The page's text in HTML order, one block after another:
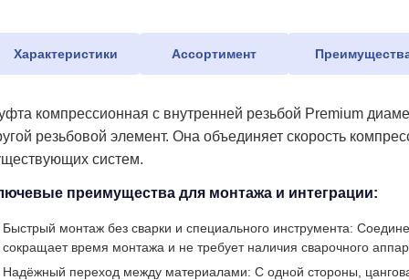
Характеристики Ассортимент
компрессионная с внутренней резьбой Premium
резьбовой элемент. Она объединяет скорость
систем.
преимущества для монтажа и интеграции:
Быстрый монтаж без сварки и специального инструмента:
сокращает время монтажа и не требует наличия сварочного
Надёжный переход между материалами: С одной стороны,